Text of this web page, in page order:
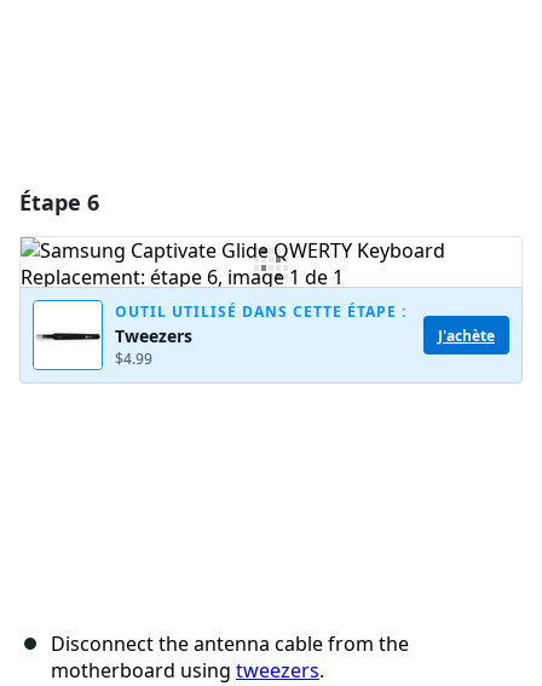
Étape 6
OUTIL UTILISÉ DANS CETTE ÉTAPE :
Tweezers
$4.99
J'achète
Disconnect the antenna cable from the
motherboard using tweezers.